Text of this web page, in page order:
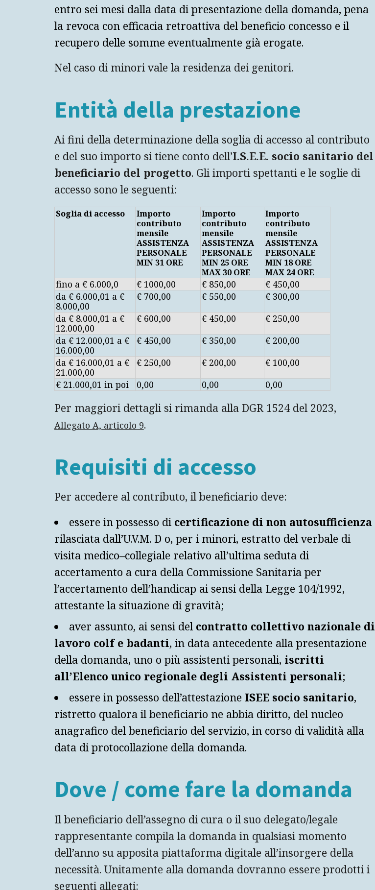
entro sei mesi dalla data di presentazione della domanda, pena
la revoca con efficacia retroattiva del beneficio concesso e il
recupero delle somme eventualmente già erogate.
Nel caso di minori vale la residenza dei genitori.
Entità della prestazione
Ai fini della determinazione della soglia di accesso al contributo
e del suo importo si tiene conto dell’I.S.E.E. socio sanitario del
beneficiario del progetto. Gli importi spettanti e le soglie di
accesso sono le seguenti:
Soglia di accesso Importo
contributo
mensile
ASSISTENZA
PERSONALE
MIN 31 ORE
Importo
contributo
mensile
ASSISTENZA
PERSONALE
MIN 25 ORE
MAX 30 ORE
Importo
contributo
mensile
ASSISTENZA
PERSONALE
MIN 18 ORE
MAX 24 ORE
fino a € 6.000,0 € 1000,00 € 850,00
€ 450,00
da € 6.000,01 a €
8.000,00
€ 700,00 € 550,00
€ 300,00
da € 8.000,01 a €
12.000,00
€ 600,00 € 450,00
€ 250,00
da € 12.000,01 a €
16.000,00
€ 450,00 € 350,00
€ 200,00
da € 16.000,01 a €
21.000,00
€ 250,00 € 200,00
€ 100,00
€ 21.000,01 in poi
0,00 0,00 0,00
Per maggiori dettagli si rimanda alla DGR 1524 del 2023,
Allegato A, articolo 9.
Requisiti di accesso
Per accedere al contributo, il beneficiario deve:
essere in possesso di certificazione di non autosufficienza
rilasciata dall’U.V.M. D o, per i minori, estratto del verbale di
visita medico–collegiale relativo all’ultima seduta di
accertamento a cura della Commissione Sanitaria per
l’accertamento dell’handicap ai sensi della Legge 104/1992,
attestante la situazione di gravità;
aver assunto, ai sensi del contratto collettivo nazionale di
lavoro colf e badanti, in data antecedente alla presentazione
della domanda, uno o più assistenti personali, iscritti
all’Elenco unico regionale degli Assistenti personali;
essere in possesso dell’attestazione ISEE socio sanitario,
ristretto qualora il beneficiario ne abbia diritto, del nucleo
anagrafico del beneficiario del servizio, in corso di validità alla
data di protocollazione della domanda.
Dove / come fare la domanda
Il beneficiario dell’assegno di cura o il suo delegato/legale
rappresentante compila la domanda in qualsiasi momento
dell’anno su apposita piattaforma digitale all’insorgere della
necessità. Unitamente alla domanda dovranno essere prodotti i
seguenti allegati: